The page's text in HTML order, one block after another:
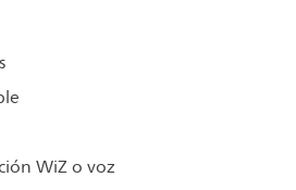
WiZ o voz